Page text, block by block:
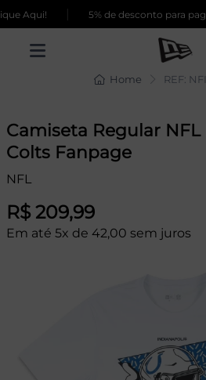
Aqui! 5% de desconto para
Home REF:
Camiseta Regular
Colts Fanpage
NFL
R$ 209,99
Em até 5x de 42,00 sem juros